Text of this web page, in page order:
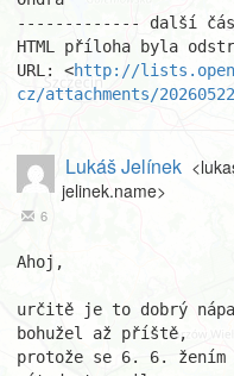
------------- další
HTML příloha byla
URL: <http://
cz/attachments/
Lukáš Jelínek
jelinek.name>
6
Ahoj,
určitě je to dobrý
bohužel až příště,
protože se 6. 6. žením